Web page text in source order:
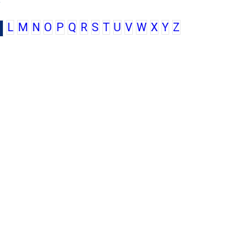
L M N O P Q R S T U V W X Y Z